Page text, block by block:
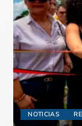
NOTICIAS